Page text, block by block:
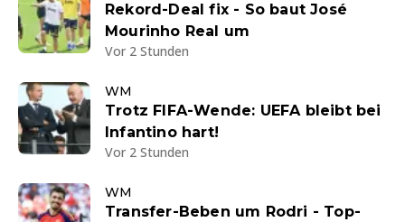
Rekord-Deal fix - So baut José
Mourinho Real um
Vor 2 Stunden
WM
Trotz FIFA-Wende: UEFA bleibt bei
Infantino hart!
Vor 2 Stunden
WM
Transfer-Beben um Rodri - Top-